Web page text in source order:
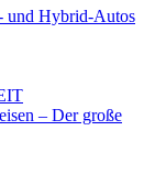
und Hybrid-Autos
– Der große